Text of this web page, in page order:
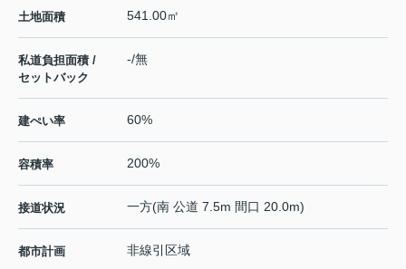
土地面積 541.00㎡
私道負担面積 /
セットバック
-/無
建ぺい率 60%
容積率 200%
接道状況 一方(南 公道 7.5m 間口 20.0m)
都市計画 非線引区域